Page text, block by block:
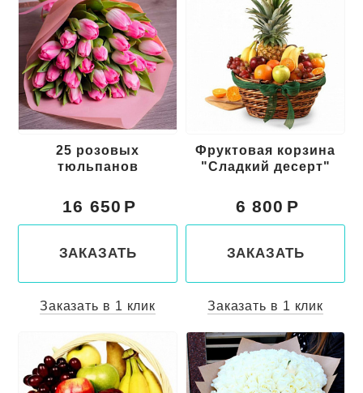
25 розовых
тюльпанов
16 650
ЗАКАЗАТЬ
Заказать в 1 клик
Фруктовая корзина
"Сладкий десерт"
6 800
ЗАКАЗАТЬ
Заказать в 1 клик